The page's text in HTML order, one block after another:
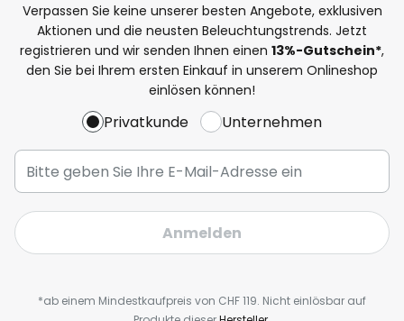
Verpassen Sie keine unserer besten Angebote, exklusiven
Aktionen und die neusten Beleuchtungstrends. Jetzt
registrieren und wir senden Ihnen einen 13%-Gutschein*,
den Sie bei Ihrem ersten Einkauf in unserem Onlineshop
einlösen können!
Privatkunde Unternehmen
Anmelden
*ab einem Mindestkaufpreis von CHF 119. Nicht einlösbar auf